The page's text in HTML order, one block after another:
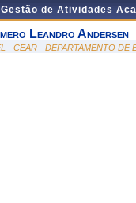
de Atividades
Leandro Andersen
- CEAR - DEPARTAMENTO DE